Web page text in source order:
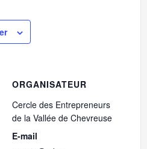
ORGANISATEUR
Cercle des Entrepreneurs
de la Vallée de Chevreuse
E-mail